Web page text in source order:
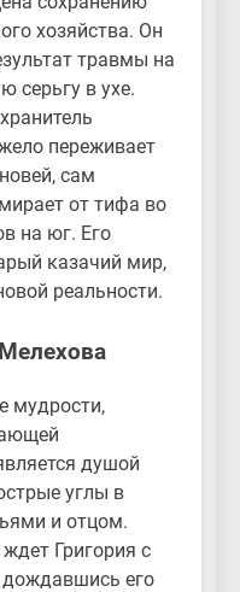
хозяйства. Он
травмы на
серьгу в ухе.
переживает
сам
от тифа во
на юг. Его
казачий мир,
реальности.
мудрости,
душой
углы в
и отцом.
Григория с
дождавшись его